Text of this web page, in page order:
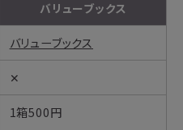
バリューブックス
バリューブックス
✕
1箱500円